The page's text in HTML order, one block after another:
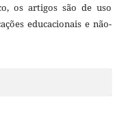
os artigos são de uso
educacionais e não-